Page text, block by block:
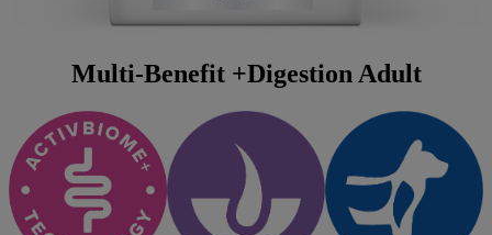
Multi-Benefit +Digestion Adult